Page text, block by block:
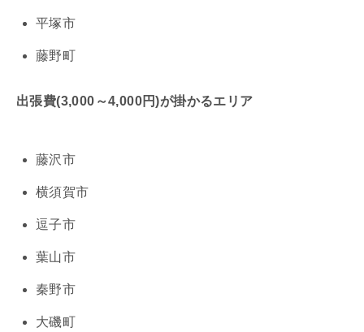
平塚市
藤野町
出張費(3,000～4,000円)が掛かるエリア
藤沢市
横須賀市
逗子市
葉山市
秦野市
大磯町